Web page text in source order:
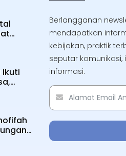
Ikuti
Berlangganan
mendapatkan
kebijakan, praktik
seputar
informasi.